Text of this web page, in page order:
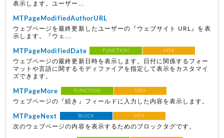
表示します。ユーザー...
MTPageModifiedAuthorURL
ウェブページを最終更新したユーザーの『ウェブサイト URL』を表
示します。『ウェ...
MTPageModifiedDate FUNCTION MT4
ウェブページの最終更新日時を表示します。日付に関係するフォー
マットや言語に関するモディファイアを指定して表示をカスタマイ
ズできます。
MTPageMore FUNCTION MT4
ウェブページの『続き』フィールドに入力した内容を表示します。
MTPageNext BLOCK MT4
次のウェブページの内容を表示するためのブロックタグです。